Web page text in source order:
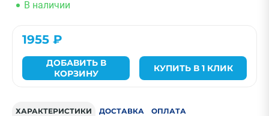
В наличии
1955 ₽
ДОБАВИТЬ В
КОРЗИНУ
КУПИТЬ В 1 КЛИК
ХАРАКТЕРИСТИКИ ДОСТАВКА ОПЛАТА